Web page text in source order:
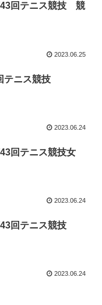
回テニス競技 競
2023.06.25
テニス競技
2023.06.24
回テニス競技女
2023.06.24
回テニス競技
2023.06.24